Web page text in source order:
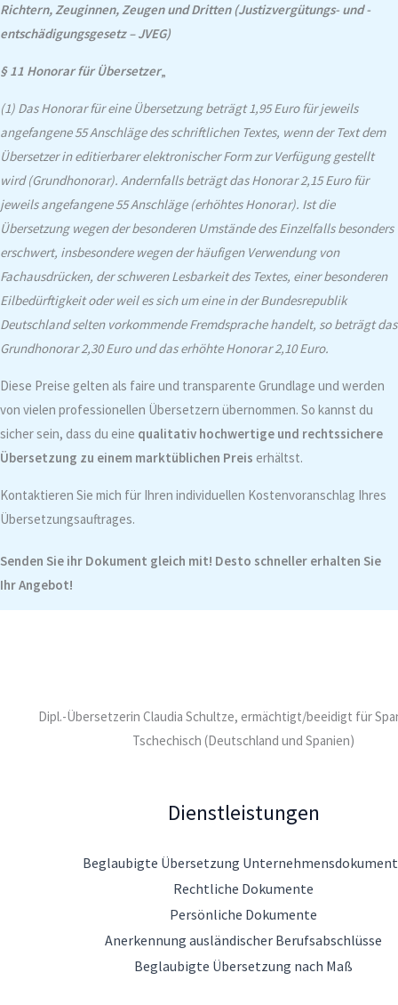
Richtern, Zeuginnen, Zeugen und Dritten (Justizvergütungs- und -
entschädigungsgesetz – JVEG)
§ 11 Honorar für Übersetzer„
(1) Das Honorar für eine Übersetzung beträgt 1,95 Euro für jeweils
angefangene 55 Anschläge des schriftlichen Textes, wenn der Text dem
Übersetzer in editierbarer elektronischer Form zur Verfügung gestellt
wird (Grundhonorar). Andernfalls beträgt das Honorar 2,15 Euro für
jeweils angefangene 55 Anschläge (erhöhtes Honorar). Ist die
Übersetzung wegen der besonderen Umstände des Einzelfalls besonders
erschwert, insbesondere wegen der häufigen Verwendung von
Fachausdrücken, der schweren Lesbarkeit des Textes, einer besonderen
Eilbedürftigkeit oder weil es sich um eine in der Bundesrepublik
Deutschland selten vorkommende Fremdsprache handelt, so beträgt das
Grundhonorar 2,30 Euro und das erhöhte Honorar 2,10 Euro.
Diese Preise gelten als faire und transparente Grundlage und werden
von vielen professionellen Übersetzern übernommen. So kannst du
sicher sein, dass du eine qualitativ hochwertige und rechtssichere
Übersetzung zu einem marktüblichen Preis erhältst.
Kontaktieren Sie mich für Ihren individuellen Kostenvoranschlag Ihres
Übersetzungsauftrages.
Senden Sie ihr Dokument gleich mit! Desto schneller erhalten Sie
Ihr Angebot!
Dipl.-Übersetzerin Claudia Schultze, ermächtigt/beeidigt für
Tschechisch (Deutschland und Spanien)
Dienstleistungen
Beglaubigte Übersetzung
Rechtliche Dokumente
Persönliche Dokumente
Anerkennung ausländischer Berufsabschlüsse
Beglaubigte Übersetzung nach Maß